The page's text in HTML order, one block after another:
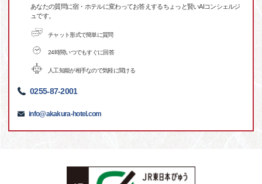
あなたの質問に宿・ホテルに変わってお答えするちょっと賢いAIコンシェルジ
ュです。
チャット形式で簡単に質問
24時間いつでもすぐに回答
人工知能が相手なので気軽に聞ける
0255-87-2001
info@akakura-hotel.com